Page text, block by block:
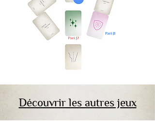
Découvrir les autres jeux